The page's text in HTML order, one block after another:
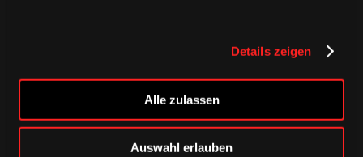
Details zeigen
Alle zulassen
Auswahl erlauben
CAPS & CO
CAPS & CO
CAPS & CO